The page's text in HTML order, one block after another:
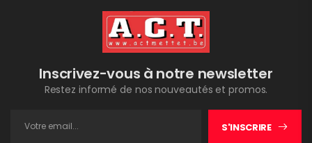
Inscrivez-vous à notre newsletter
Restez informé de nos nouveautés et promos.
S'INSCRIRE